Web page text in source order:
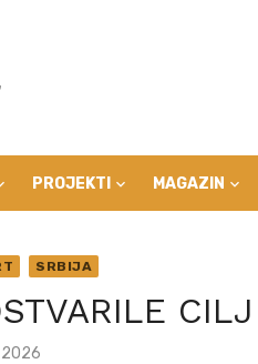
PROJEKTI MAGAZIN
SRBIJA
CILJ
2026